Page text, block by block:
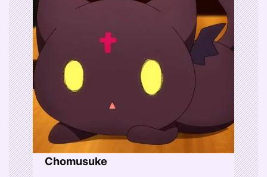
Chomusuke